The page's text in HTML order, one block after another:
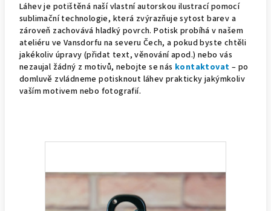
Láhev je potištěná naší vlastní autorskou ilustrací pomocí
sublimační technologie, která zvýrazňuje sytost barev a
zároveň zachovává hladký povrch. Potisk probíhá v našem
ateliéru ve Vansdorfu na severu Čech, a pokud byste chtěli
jakékoliv úpravy (přidat text, věnování apod.) nebo vás
nezaujal žádný z motivů, nebojte se nás kontaktovat – po
domluvě zvládneme potisknout láhev prakticky jakýmkoliv
vaším motivem nebo fotografií.